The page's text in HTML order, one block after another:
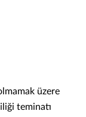
üzere
teminatı